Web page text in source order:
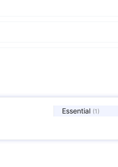
Essential (1 )